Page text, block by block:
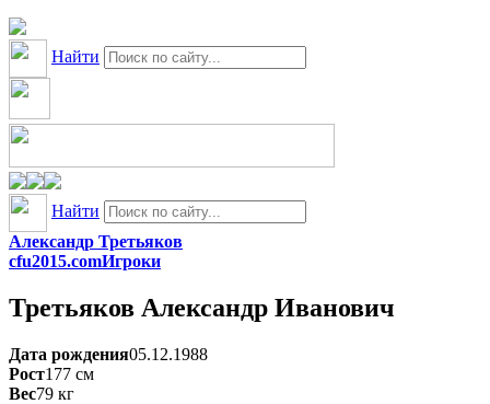
Найти
Найти
Александр Третьяков
cfu2015.comИгроки
Третьяков Александр Иванович
Дата рождения05.12.1988
Рост177 см
Вес79 кг